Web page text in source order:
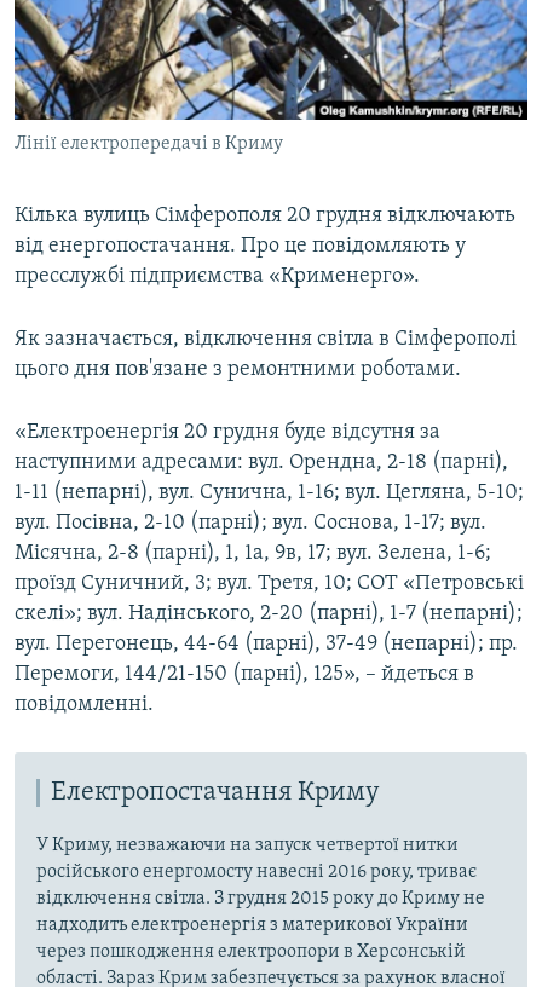
ВІДЕОУРОКИ «ELIFBE»
СВІДЧЕННЯ ОКУПАЦІЇ
УКРАЇНСЬКА ПРОБЛЕМА КРИМУ
ІНФОГРАФІКА
Русский
Qırımtatar
ДОЛУЧАЙСЯ!
Усі сайти RFE/RL
Лінії електропередачі в Криму
Кілька вулиць Сімферополя 20 грудня відключають
від енергопостачання. Про це повідомляють у
пресслужбі підприємства «Крименерго».
Як зазначається, відключення світла в Сімферополі
цього дня пов'язане з ремонтними роботами.
«Електроенергія 20 грудня буде відсутня за
наступними адресами: вул. Орендна, 2-18 (парні),
1-11 (непарні), вул. Сунична, 1-16; вул. Цегляна, 5-10;
вул. Посівна, 2-10 (парні); вул. Соснова, 1-17; вул.
Місячна, 2-8 (парні), 1, 1а, 9в, 17; вул. Зелена, 1-6;
проїзд Суничний, 3; вул. Третя, 10; СОТ «Петровські
скелі»; вул. Надінського, 2-20 (парні), 1-7 (непарні);
вул. Перегонець, 44-64 (парні), 37-49 (непарні); пр.
Перемоги, 144/21-150 (парні), 125», – йдеться в
повідомленні.
Електропостачання Криму
У Криму, незважаючи на запуск четвертої нитки
російського енергомосту навесні 2016 року, триває
відключення світла. З грудня 2015 року до Криму не
надходить електроенергія з материкової України
через пошкодження електроопори в Херсонській
області. Зараз Крим забезпечується за рахунок власної